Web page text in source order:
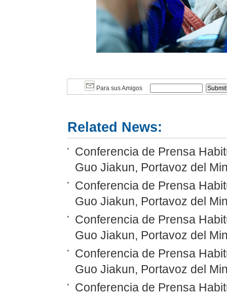
Para sus Amigos
Related News:
Conferencia de Prensa
Guo Jiakun, Portavoz del
Conferencia de Prensa
Guo Jiakun, Portavoz del
Conferencia de Prensa
Guo Jiakun, Portavoz del
Conferencia de Prensa
Guo Jiakun, Portavoz del
Conferencia de Prensa